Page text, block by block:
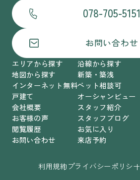
078-705-5151
お問い合わせ
エリアから探す
地図から探す
インターネット無料
戸建て
会社概要
お客様の声
閲覧履歴
お問い合わせ
沿線から探す
新築・築浅
ペット相談可
オーシャンビュー
スタッフ紹介
スタッフブログ
お気に入り
来店予約
利用規約プライバシーポリシー